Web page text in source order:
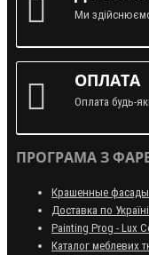
Ми
ОПЛАТА
Оплата будь-
ПРОГРАМА З
Крашенные
Доставка по Україні
Painting Prog - Lux
Каталог меблевих